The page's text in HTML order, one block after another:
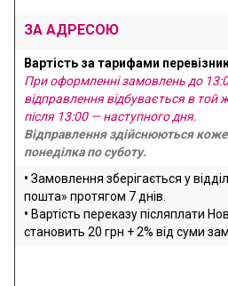
ЗА АДРЕСОЮ
Вартість за тарифами
При оформленні замовлень до
відправлення відбувається в той
після 13:00 — наступного дня.
Відправлення здійснюються
понеділка по суботу.
• Замовлення зберігається у
пошта» протягом 7 днів.
• Вартість переказу післяплати
становить 20 грн + 2% від суми